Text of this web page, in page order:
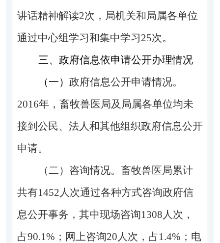
讲话精神解读2次，局机关和局属各单位
通过中心组学习和集中学习25次。
三、政府信息依申请公开办理情况
（一） 政府信息公开申请情况。
2016年，畜牧兽医局及局属各单位均未
接到公民、法人和其他组织政府信息公开
申请。
（二）咨询情况。 畜牧兽医局累计
共有1452人次通过各种方式咨询政府信
息公开事务，其中现场咨询1308人次，
占90.1%；网上咨询20人次，占1.4%；电